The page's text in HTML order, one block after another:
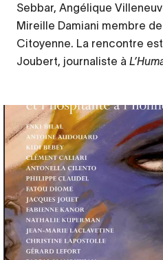
Sebbar, Angélique
Mireille Damiani membre
Citoyenne. La rencontre
Joubert, journaliste à